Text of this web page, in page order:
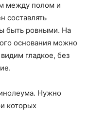
между полом и
составлять
быть ровными. На
основания можно
гладкое, без
Нужно
которых